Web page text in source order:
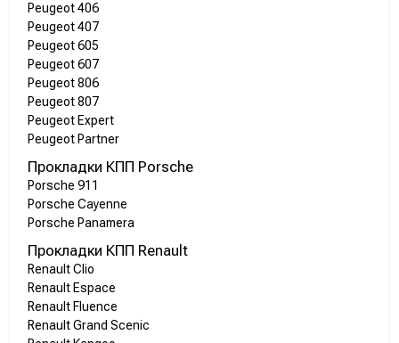
Peugeot 406
Peugeot 407
Peugeot 605
Peugeot 607
Peugeot 806
Peugeot 807
Peugeot Expert
Peugeot Partner
Прокладки КПП Porsche
Porsche 911
Porsche Cayenne
Porsche Panamera
Прокладки КПП Renault
Renault Clio
Renault Espace
Renault Fluence
Renault Grand Scenic